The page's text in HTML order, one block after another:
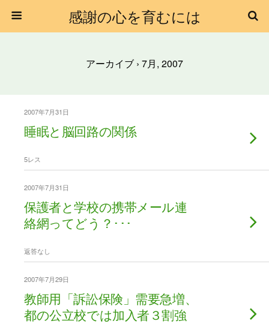
感謝の心を育むには
アーカイブ › 7月, 2007
2007年7月31日
睡眠と脳回路の関係
5レス
2007年7月31日
保護者と学校の携帯メール連
絡網ってどう？･･･
返答なし
2007年7月29日
教師用「訴訟保険」需要急増、
都の公立校では加入者３割強